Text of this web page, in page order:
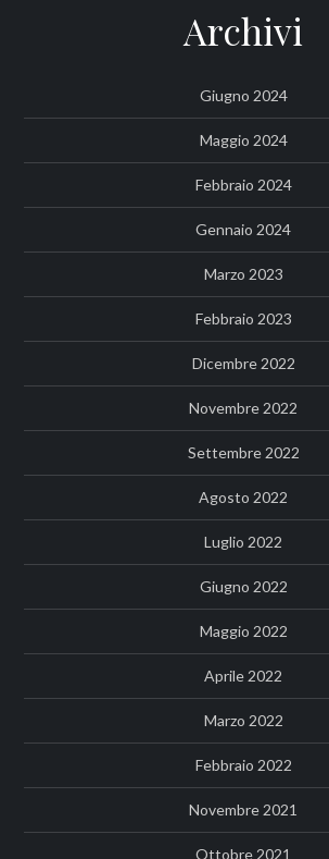
Archivi
Giugno 2024
Maggio 2024
Febbraio 2024
Gennaio 2024
Marzo 2023
Febbraio 2023
Dicembre 2022
Novembre 2022
Settembre 2022
Agosto 2022
Luglio 2022
Giugno 2022
Maggio 2022
Aprile 2022
Marzo 2022
Febbraio 2022
Novembre 2021
Ottobre 2021